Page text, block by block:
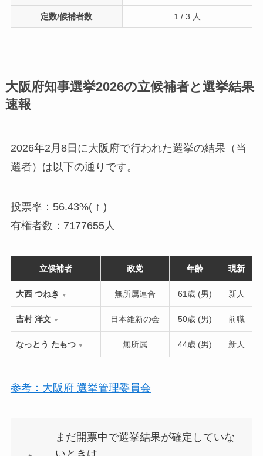
定数/候補者数 1 / 3 人
大阪府知事選挙2026の立候補者と選挙結果
速報
2026年2月8日に大阪府で行われた選挙の結果（当
選者）は以下の通りです。
投票率：56.43%( ↑ )
有権者数：7177655人
立候補者 政党 年齢 現新
大西 つねき ▼ 無所属連合 61歳 (男) 新人
吉村 洋文 ▼ 日本維新の会 50歳 (男) 前職
なっとう たもつ ▼ 無所属 44歳 (男) 新人
参考：大阪府 選挙管理委員会
まだ開票中で選挙結果が確定していな
いときは…